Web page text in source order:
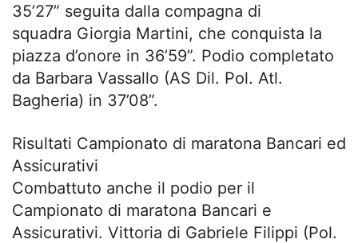
35’27” seguita dalla compagna di
squadra Giorgia Martini, che conquista la
piazza d’onore in 36’59”. Podio completato
da Barbara Vassallo (AS Dil. Pol. Atl.
Bagheria) in 37’08”.
Risultati Campionato di maratona Bancari ed
Assicurativi
Combattuto anche il podio per il
Campionato di maratona Bancari e
Assicurativi. Vittoria di Gabriele Filippi (Pol.